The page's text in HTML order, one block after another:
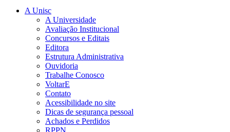
A Unisc
A Universidade
Avaliação Institucional
Concursos e Editais
Editora
Estrutura Administrativa
Ouvidoria
Trabalhe Conosco
VoltarE
Contato
Acessibilidade no site
Dicas de segurança pessoal
Achados e Perdidos
RPPN